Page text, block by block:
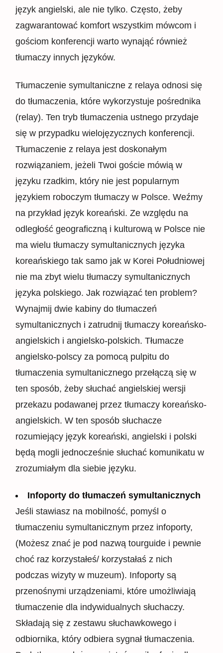
język angielski, ale nie tylko. Często, żeby
zagwarantować komfort wszystkim mówcom i
gościom konferencji warto wynająć również
tłumaczy innych języków.
Tłumaczenie symultaniczne z relaya odnosi się
do tłumaczenia, które wykorzystuje pośrednika
(relay). Ten tryb tłumaczenia ustnego przydaje
się w przypadku wielojęzycznych konferencji.
Tłumaczenie z relaya jest doskonałym
rozwiązaniem, jeżeli Twoi goście mówią w
języku rzadkim, który nie jest popularnym
językiem roboczym tłumaczy w Polsce. Weźmy
na przykład język koreański. Ze względu na
odległość geograficzną i kulturową w Polsce nie
ma wielu tłumaczy symultanicznych języka
koreańskiego tak samo jak w Korei Południowej
nie ma zbyt wielu tłumaczy symultanicznych
języka polskiego. Jak rozwiązać ten problem?
Wynajmij dwie kabiny do tłumaczeń
symultanicznych i zatrudnij tłumaczy koreańsko-
angielskich i angielsko-polskich. Tłumacze
angielsko-polscy za pomocą pulpitu do
tłumaczenia symultanicznego przełączą się w
ten sposób, żeby słuchać angielskiej wersji
przekazu podawanej przez tłumaczy koreańsko-
angielskich. W ten sposób słuchacze
rozumiejący język koreański, angielski i polski
będą mogli jednocześnie słuchać komunikatu w
zrozumiałym dla siebie języku.
Infoporty do tłumaczeń symultanicznych
Jeśli stawiasz na mobilność, pomyśl o
tłumaczeniu symultanicznym przez infoporty,
(Możesz znać je pod nazwą tourguide i pewnie
choć raz korzystałeś/ korzystałaś z nich
podczas wizyty w muzeum). Infoporty są
przenośnymi urządzeniami, które umożliwiają
tłumaczenie dla indywidualnych słuchaczy.
Składają się z zestawu słuchawkowego i
odbiornika, który odbiera sygnał tłumaczenia.